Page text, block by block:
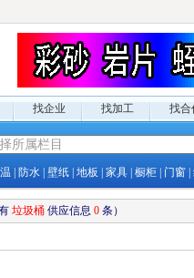
找企业 找加工 找合
防水 壁纸 地板 家具 橱柜 门窗
垃圾桶 供应信息 0 条）